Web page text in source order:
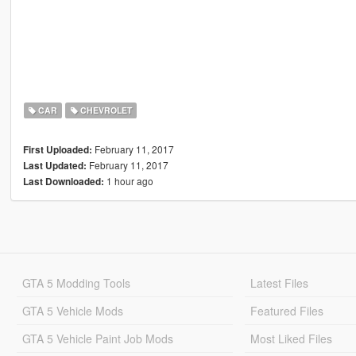
CAR CHEVROLET
First Uploaded: February 11, 2017
Last Updated: February 11, 2017
Last Downloaded: 1 hour ago
GTA 5 Modding Tools
GTA 5 Vehicle Mods
GTA 5 Vehicle Paint Job Mods
Latest Files
Featured Files
Most Liked Files